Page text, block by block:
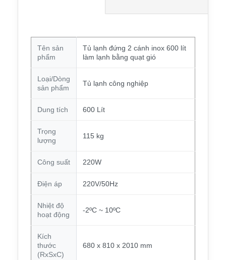
Tên sản
phẩm
Tủ lạnh đứng 2 cánh inox 600 lít
làm lạnh bằng quạt gió
Loại/Dòng
sản phẩm
Tủ lạnh công nghiệp
Dung tích 600 Lít
Trọng
lượng
115 kg
Công suất 220W
Điện áp 220V/50Hz
Nhiệt độ
hoạt động
-2ºC ~ 10ºC
Kích
thước
(RxSxC)
680 x 810 x 2010 mm